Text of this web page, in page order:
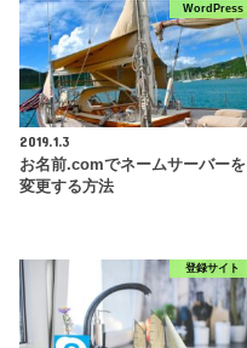
WordPress
2019.1.3
お名前.comでネームサーバーを
変更する方法
登録サイト